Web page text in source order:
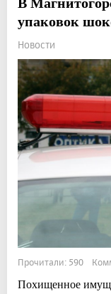
упаковок
Новости
Прочитали: 590
Похищенное